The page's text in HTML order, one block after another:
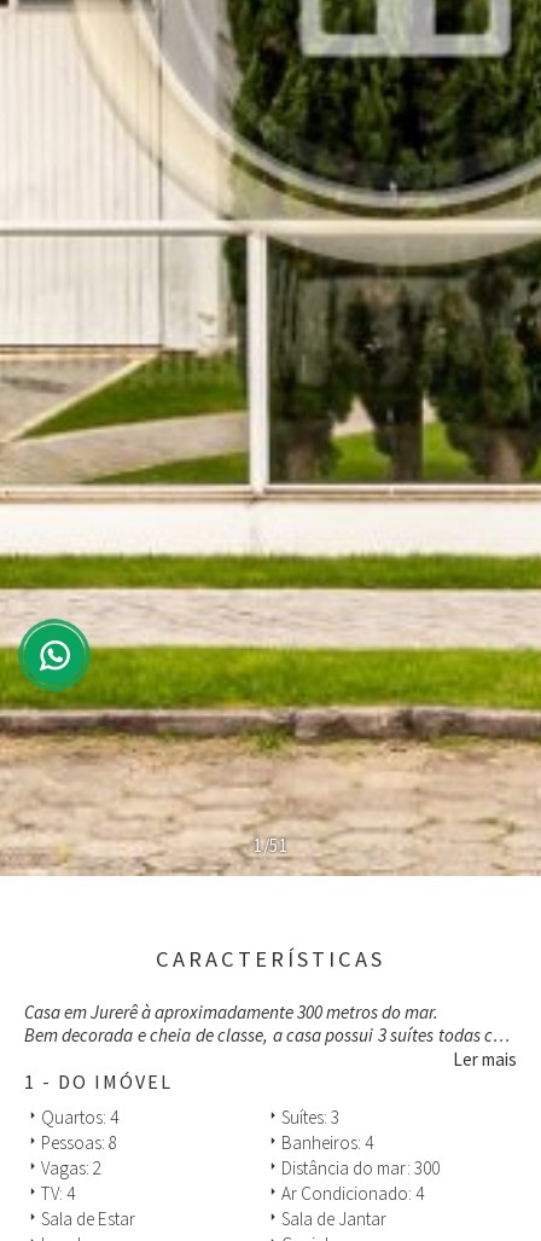
1/51
CARACTERÍSTICAS
Casa em Jurerê à aproximadamente 300 metros do mar.
Bem decorada e cheia de classe, a casa possui 3 suítes todas com
Possui um quarto que atualmente esta sendo usado como
escritório com um sofa cama de casal. No piso térreo, ao lado da
sala de estar, temos a sala de TV que possui ar condicionado e um
sofa cama (a porta pode ser fechada e usada também como um
quarto térreo).
Espaço gourmet, lavanderia, sala de jantar e estar integradas,
sacadas nos quartos superiores e uma jacuzzi na parte externa da
Ler mais
1 - DO IMÓVEL
arrow_right Quartos: 4 arrow_right Suítes: 3
arrow_right Pessoas: 8 arrow_right Banheiros: 4
arrow_right Vagas: 2 arrow_right Distância do mar: 300
arrow_right TV: 4 arrow_right Ar Condicionado: 4
arrow_right Sala de Estar arrow_right Sala de Jantar